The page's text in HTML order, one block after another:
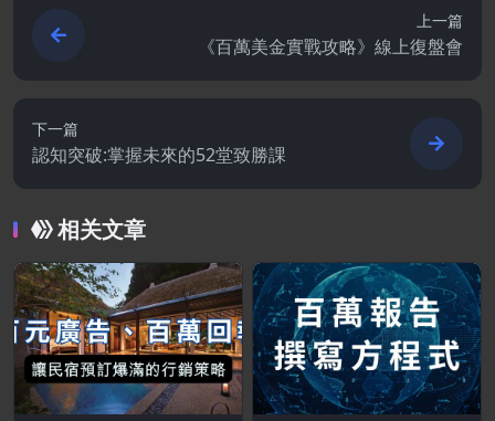
上一篇
《百萬美金實戰攻略》線上復盤會
下一篇
認知突破:掌握未來的52堂致勝課
相关文章